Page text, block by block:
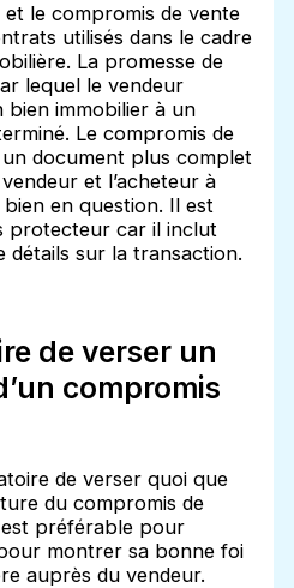
le compromis de vente
utilisés dans le cadre
La promesse de
lequel le vendeur
bien immobilier à un
Le compromis de
document plus complet
et l’acheteur à
en question. Il est
protecteur car il inclut
détails sur la transaction.
de verser un
compromis
de verser quoi que
du compromis de
préférable pour
montrer sa bonne foi
auprès du vendeur.